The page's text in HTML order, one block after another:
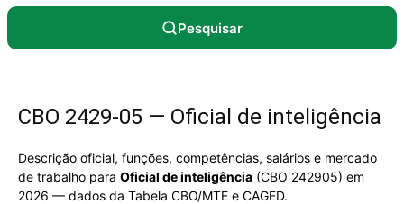
Pesquisar
CBO 2429-05 — Oficial de inteligência
Descrição oficial, funções, competências, salários e mercado
de trabalho para Oficial de inteligência (CBO 242905) em
2026 — dados da Tabela CBO/MTE e CAGED.